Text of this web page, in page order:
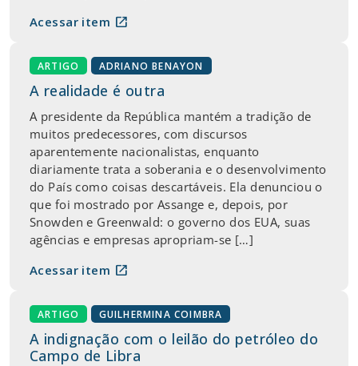
Acessar item open_in_new
ARTIGO ADRIANO BENAYON
A realidade é outra
A presidente da República mantém a tradição de
muitos predecessores, com discursos
aparentemente nacionalistas, enquanto
diariamente trata a soberania e o desenvolvimento
do País como coisas descartáveis. Ela denunciou o
que foi mostrado por Assange e, depois, por
Snowden e Greenwald: o governo dos EUA, suas
agências e empresas apropriam-se […]
Acessar item open_in_new
ARTIGO GUILHERMINA COIMBRA
A indignação com o leilão do petróleo do
Campo de Libra